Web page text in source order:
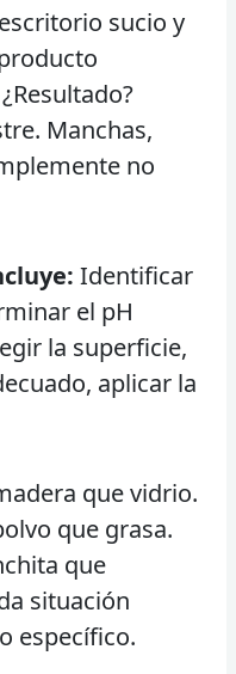
sucio y
Manchas,
no
Identificar
el pH
la superficie,
aplicar la
que vidrio.
que grasa.
que
situación
específico.